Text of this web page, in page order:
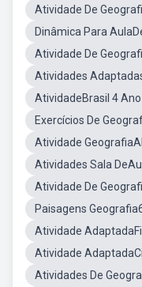
Atividade De
Dinâmica Para
Atividade De
Atividades
AtividadeBrasil 4 Ano
Exercícios De
Atividade
Atividades Sala
Atividade De
Paisagens
Atividade
Atividade
Atividades De